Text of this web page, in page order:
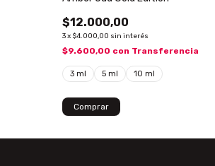
$12.000,00
3x $4.000,00 sin interés
$9.600,00 con Transferencia
3 ml 5 ml 10 ml
Comprar